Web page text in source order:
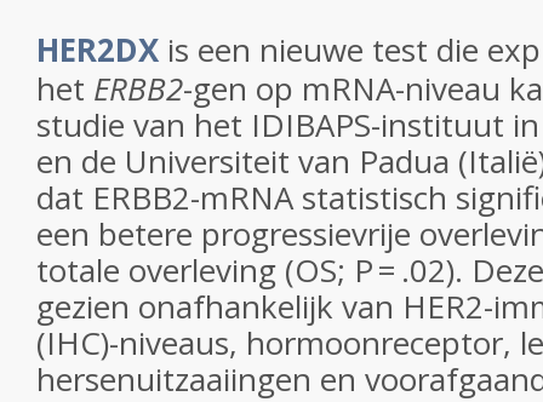
HER2DX is een nieuwe test die
het ERBB2-gen op mRNA-niveau
studie van het IDIBAPS-instituut
en de Universiteit van Padua
dat ERBB2-mRNA statistisch
een betere progressievrije
totale overleving (OS; P = .02).
gezien onafhankelijk van HER2-
(IHC)-niveaus, hormoonreceptor,
hersenuitzaaiingen en